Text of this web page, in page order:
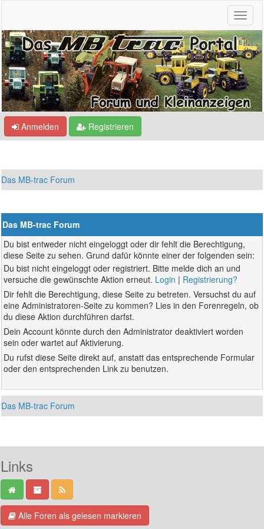
Anmelden Registrieren
Das MB-trac Forum
Das MB-trac Forum
Du bist entweder nicht eingeloggt oder dir fehlt die Berechtigung,
diese Seite zu sehen. Grund dafür könnte einer der folgenden sein:
Du bist nicht eingeloggt oder registriert. Bitte melde dich an und
versuche die gewünschte Aktion erneut. Login | Registrierung?
Dir fehlt die Berechtigung, diese Seite zu betreten. Versuchst du auf
eine Administratoren-Seite zu kommen? Lies in den Forenregeln, ob
du diese Aktion durchführen darfst.
Dein Account könnte durch den Administrator deaktiviert worden
sein oder wartet auf Aktivierung.
Du rufst diese Seite direkt auf, anstatt das entsprechende Formular
oder den entsprechenden Link zu benutzen.
Das MB-trac Forum
Links
Alle Foren als gelesen markieren